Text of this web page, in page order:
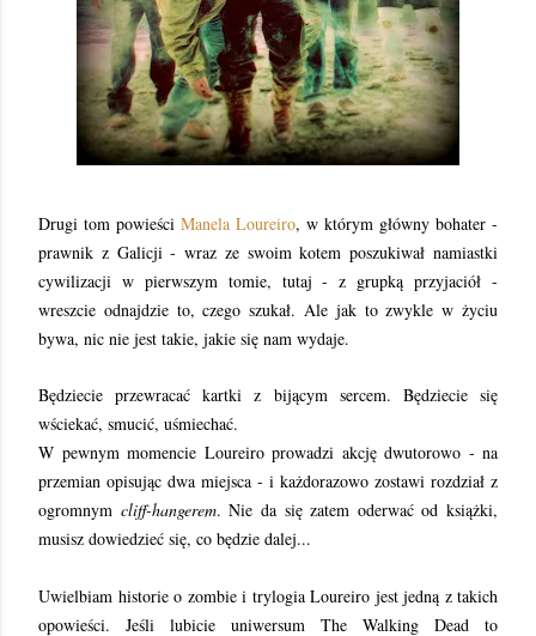
Drugi tom powieści Manela Loureiro, w którym główny bohater -
prawnik z Galicji - wraz ze swoim kotem poszukiwał namiastki
cywilizacji w pierwszym tomie, tutaj - z grupką przyjaciół -
wreszcie odnajdzie to, czego szukał. Ale jak to zwykle w życiu
bywa, nic nie jest takie, jakie się nam wydaje.
Będziecie przewracać kartki z bijącym sercem. Będziecie się
wściekać, smucić, uśmiechać.
W pewnym momencie Loureiro prowadzi akcję dwutorowo - na
przemian opisując dwa miejsca - i każdorazowo zostawi rozdział z
ogromnym cliff-hangerem. Nie da się zatem oderwać od książki,
musisz dowiedzieć się, co będzie dalej...
Uwielbiam historie o zombie i trylogia Loureiro jest jedną z takich
opowieści. Jeśli lubicie uniwersum The Walking Dead to